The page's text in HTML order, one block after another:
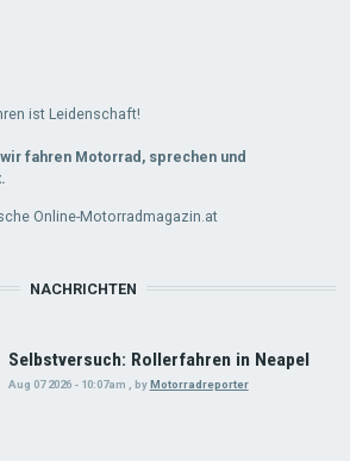
ist Leidenschaft!
fahren Motorrad, sprechen und
Online-Motorradmagazin.at
NACHRICHTEN
Selbstversuch: Rollerfahren in Neapel
Aug 07 2026 - 10:07am byMotorradreporter